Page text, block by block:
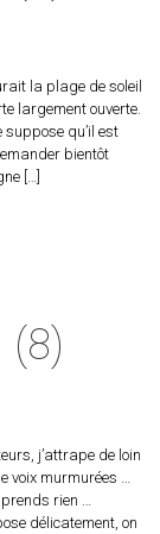
la plage de soleil
largement ouverte.
qu’il est
bientôt
[…]
(8)
j’attrape de loin
voix murmurées …
rien …
délicatement, on